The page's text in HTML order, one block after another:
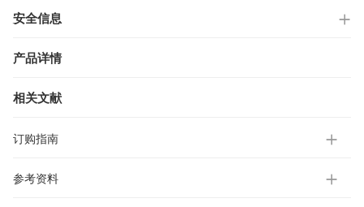
安全信息
产品详情
相关文献
订购指南
参考资料